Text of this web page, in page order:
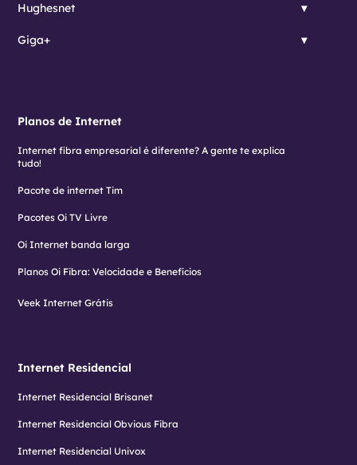
Hughesnet
Giga+
Planos de Internet
Internet fibra empresarial é diferente? A gente te explica
tudo!
Pacote de internet Tim
Pacotes Oi TV Livre
Oi Internet banda larga
Planos Oi Fibra: Velocidade e Benefícios
Veek Internet Grátis
Internet Residencial
Internet Residencial Brisanet
Internet Residencial Obvious Fibra
Internet Residencial Univox